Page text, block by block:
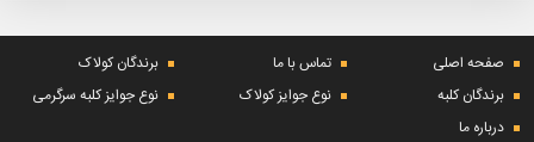
صفحه اصلی تماس با ما
برندگان کولاک
برندگان کلبه
نوع جوایز کولاک
نوع جوایز کلبه سرگرمی
درباره ما